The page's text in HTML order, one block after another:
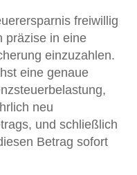
freiwillig
präzise in eine
einzuzahlen.
eine genaue
neu
und schließlich
Betrag sofort